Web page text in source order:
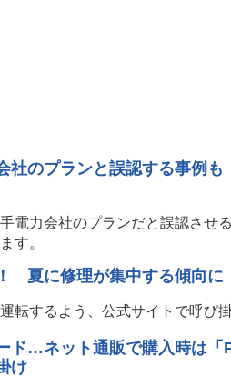
社のプランと誤認する事例
電力会社のプランだと誤認させ
す。
夏に修理が集中する傾向
転するよう、公式サイトで呼び掛
ド…ネット通販で購入時は「
け